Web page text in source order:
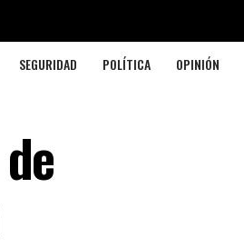
SEGURIDAD POLÍTICA OPINIÓN